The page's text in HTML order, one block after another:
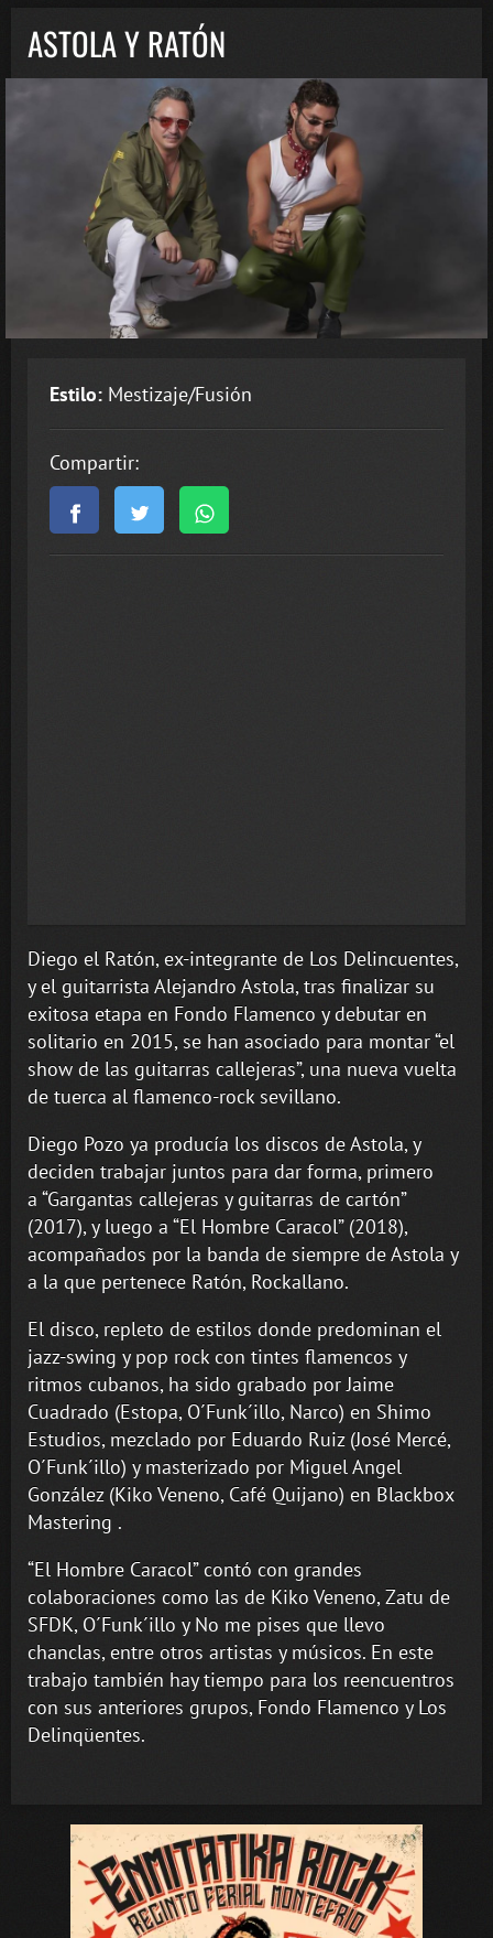
ASTOLA Y RATÓN
Estilo: Mestizaje/Fusión
Compartir:
Diego el Ratón, ex-integrante de Los Delincuentes,
y el guitarrista Alejandro Astola, tras finalizar su
exitosa etapa en Fondo Flamenco y debutar en
solitario en 2015, se han asociado para montar “el
show de las guitarras callejeras”, una nueva vuelta
de tuerca al flamenco-rock sevillano.
Diego Pozo ya producía los discos de Astola, y
deciden trabajar juntos para dar forma, primero
a “Gargantas callejeras y guitarras de cartón”
(2017), y luego a “El Hombre Caracol” (2018),
acompañados por la banda de siempre de Astola y
a la que pertenece Ratón, Rockallano.
El disco, repleto de estilos donde predominan el
jazz-swing y pop rock con tintes flamencos y
ritmos cubanos, ha sido grabado por Jaime
Cuadrado (Estopa, O´Funk´illo, Narco) en Shimo
Estudios, mezclado por Eduardo Ruiz (José Mercé,
O´Funk´illo) y masterizado por Miguel Angel
González (Kiko Veneno, Café Quijano) en Blackbox
Mastering .
“El Hombre Caracol” contó con grandes
colaboraciones como las de Kiko Veneno, Zatu de
SFDK, O´Funk´illo y No me pises que llevo
chanclas, entre otros artistas y músicos. En este
trabajo también hay tiempo para los reencuentros
con sus anteriores grupos, Fondo Flamenco y Los
Delinqüentes.